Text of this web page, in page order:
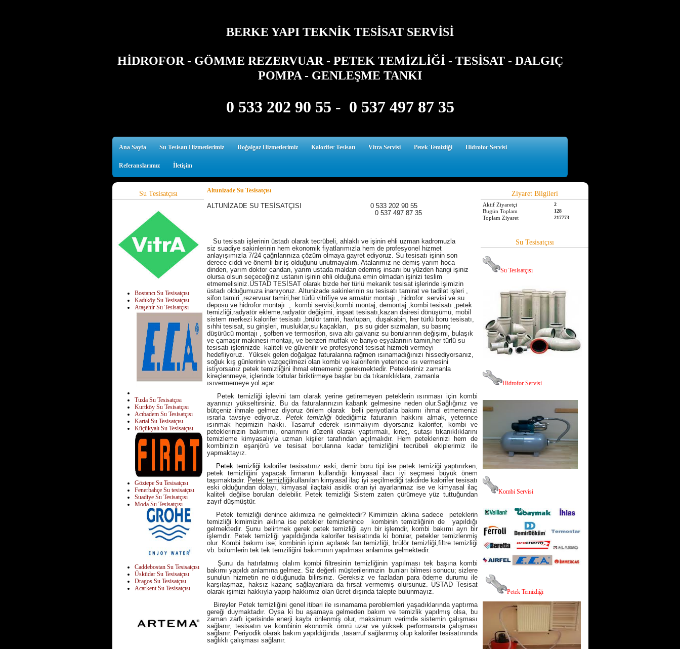
BERKE YAPI TEKNİK TESİSAT SERVİSİ
HİDROFOR - GÖMME REZERVUAR - PETEK TEMİZLİĞİ - TESİSAT - DALGIÇ
POMPA - GENLEŞME TANKI
0 533 202 90 55 - 0 537 497 87 35
Ana Sayfa Su Tesisatı Hizmetlerimiz Doğalgaz Hizmetlerimiz Kalorifer Tesisatı Vitra Servisi Petek Temizliği Hidrofor Servisi
Referanslarımız İletişim
Su Tesisatçısı
Bostancı Su Tesisatçısı
Kadıköy Su Tesisatçısı
Ataşehir Su Tesisatçısı
Tuzla Su Tesisatçısı
Kurtköy Su Tesisatçısı
Acıbadem Su Tesisatçısı
Kartal Su Tesisatçısı
Küçükyalı Su Tesisatçısı
Göztepe Su Tesisatçısı
Fenerbahçe Su tesisatçısı
Suadiye Su Tesisatçısı
Moda Su Tesisatçısı
Caddebostan Su Tesisatçısı
Üsküdar Su Tesisatçısı
Dragos Su Tesisatçısı
Acarkent Su Tesisatçısı
Altunizade Su Tesisatçısı
ALTUNİZADE SU TESİSATÇISI 0 533 202 90 55
0 537 497 87 35
Su tesisatı işlerinin üstadı olarak tecrübeli, ahlaklı ve işinin ehli uzman kadromuzla
siz suadiye sakinlerinin hem ekonomik fiyatlarımızla hem de profesyonel hizmet
anlayışımızla 7/24 çağrılarınıza çözüm olmaya gayret ediyoruz. Su tesisatı işinin son
derece ciddi ve önemli bir iş olduğunu unutmayalım. Atalarımız ne demiş yarım hoca
dinden, yarım doktor candan, yarım ustada maldan edermiş insanı bu yüzden hangi işiniz
olursa olsun seçeceğiniz ustanın işinin ehli olduğuna emin olmadan işinizi teslim
etmemelisiniz.ÜSTAD TESİSAT olarak bizde her türlü mekanik tesisat işlerinde işimizin
üstadı olduğumuza inanıyoruz. Altunizade sakinlerinin su tesisatı tamirat ve tadilat işleri ,
sifon tamiri ,rezervuar tamiri,her türlü vitrifiye ve armatür montajı , hidrofor servisi ve su
deposu ve hidrofor montajı , kombi servisi,kombi montaj, demontaj ,kombi tesisatı ,petek
temizliği,radyatör ekleme,radyatör değişimi, inşaat tesisatı,kazan dairesi dönüşümü, mobil
sistem merkezi kalorifer tesisatı ,brülör tamiri, havlupan, duşakabin, her türlü boru tesisatı,
sıhhi tesisat, su girişleri, musluklar,su kaçakları, pis su gider sızmaları, su basınç
düşürücü montajı , şofben ve termosifon, sıva altı galvaniz su borularının değişimi, bulaşık
ve çamaşır makinesi montajı, ve benzeri mutfak ve banyo eşyalarının tamiri,her türlü su
tesisatı işlerinizde kaliteli ve güvenilir ve profesyonel tesisat hizmeti vermeyi
hedefliyoruz. Yüksek gelen doğalgaz faturalarına rağmen ısınamadığınızı hissediyorsanız,
soğuk kış günlerinin vazgeçilmezi olan kombi ve kaloriferin yeterince ısı vermesini
istiyorsanız petek temizliğini ihmal etmemeniz gerekmektedir. Petekleriniz zamanla
kireçlenmeye, içlerinde tortular biriktirmeye başlar bu da tıkanıklıklara, zamanla
ısıvermemeye yol açar.
Petek temizliği işlevini tam olarak yerine getiremeyen peteklerin ısınması için kombi
ayarınızı yükseltirsiniz. Bu da faturalarınızın kabarık gelmesine neden olur.Sağlığınız ve
bütçeniz ihmale gelmez diyoruz önlem olarak belli periyotlarla bakımı ihmal etmemenizi
ısrarla tavsiye ediyoruz. Petek temizliğiödediğimiz faturanın hakkını almak, yeterince
ısınmak hepimizin hakkı. Tasarruf ederek ısınmalıyım diyorsanız kalorifer, kombi ve
peteklerinizin bakımını, onarımını düzenli olarak yaptırmalı, kireç, sutaşı tıkanıklıklarını
temizleme kimyasalıyla uzman kişiler tarafından açılmalıdır. Hem peteklerinizi hem de
kombinizin eşanjörü ve tesisat borularına kadar temizliğini tecrübeli ekiplerimiz ile
yapmaktayız.
Petek temizliği kalorifer tesisatınız eski, demir boru tipi ise petek temiziği yaptırırken,
petek temizliğini yapacak firmanın kullandığı kimyasal ilacı iyi seçmesi büyük önem
taşımaktadır. Petek temizliği kullanılan kimyasal ilaç iyi seçilmediği takdirde kalorifer tesisatı
eski olduğundan dolayı, kimyasal ilaçtaki asidik oran iyi ayarlanmaz ise ve kimyasal ilaç
kaliteli değilse boruları delebilir. Petek temizliği Sistem zaten çürümeye yüz tuttuğundan
zayıf düşmüştür.
Petek temizliği denince aklımıza ne gelmektedir? Kimimizin aklına sadece peteklerin
temizliği kimimizin aklına ise petekler temizlenince kombinin temizliğinin de yapıldığı
gelmektedir. Şunu belirtmek gerek petek temizliği ayrı bir işlemdir, kombi bakımı ayrı bir
işlemdir. Petek temizliği yapıldığında kalorifer tesisatında ki borular, petekler temizlenmiş
olur. Kombi bakımı ise; kombinin içinin açılarak fan temizliği, brülör temizliği,filtre temizliği
vb. bölümlerin tek tek temziliğini bakımının yapılması anlamına gelmektedir.
Şunu da hatırlatmış olalım kombi filtresinin temizliğinin yapılması tek başına kombi
bakımı yapıldı anlamına gelmez. Siz değerli müşterilerimizin bunları bilmesi sonucu; sizlere
sunulun hizmetin ne olduğunuda bilirsiniz. Gereksiz ve fazladan para ödeme durumu ile
karşılaşmaz, haksız kazanç sağlayanlara da fırsat vermemiş olursunuz. ÜSTAD Tesisat
olarak işimizi hakkıyla yapıp hakkımız olan ücret dışında talepte bulunmayız.
Bireyler Petek temizliğini genel itibari ile ısınamama peroblemleri yaşadıklarında yaptırma
gereği duymaktadır. Oysa ki bu aşamaya gelmeden bakım ve temizlik yapılmış olsa, bu
zaman zarfı içerisinde enerji kaybı önlenmiş olur, maksimum verimde sistemin çalışması
sağlanır, tesisatın ve kombinin ekonomik ömrü uzar ve yüksek performansta çalışması
sağlanır. Periyodik olarak bakım yapıldığında ,tasarruf sağlanmış olup kalorifer tesisatınında
sağlıklı çalışması sağlanır.
Ziyaret Bilgileri
Aktif Ziyaretçi 2
Bugün Toplam 128
Toplam Ziyaret 217773
Su Tesisatçısı
Su Tesisatçısı
Hidrofor Servisi
Kombi Servisi
Petek Temizliği